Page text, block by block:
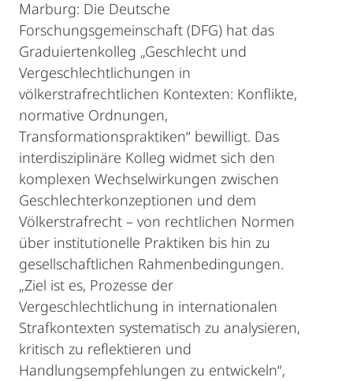
Marburg: Die Deutsche
Forschungsgemeinschaft (DFG) hat das
Graduiertenkolleg „Geschlecht und
Vergeschlechtlichungen in
völkerstrafrechtlichen Kontexten: Konflikte,
normative Ordnungen,
Transformationspraktiken“ bewilligt. Das
interdisziplinäre Kolleg widmet sich den
komplexen Wechselwirkungen zwischen
Geschlechterkonzeptionen und dem
Völkerstrafrecht – von rechtlichen Normen
über institutionelle Praktiken bis hin zu
gesellschaftlichen Rahmenbedingungen.
„Ziel ist es, Prozesse der
Vergeschlechtlichung in internationalen
Strafkontexten systematisch zu analysieren,
kritisch zu reflektieren und
Handlungsempfehlungen zu entwickeln“,